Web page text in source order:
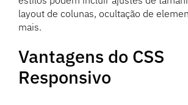
layout de colunas, ocultação de
mais.
Vantagens do CSS
Responsivo